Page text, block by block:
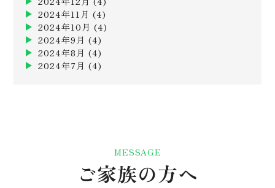
2024年11月 (4)
2024年10月 (4)
2024年9月 (4)
2024年8月 (4)
2024年7月 (4)
MESSAGE
ご家族の方へ